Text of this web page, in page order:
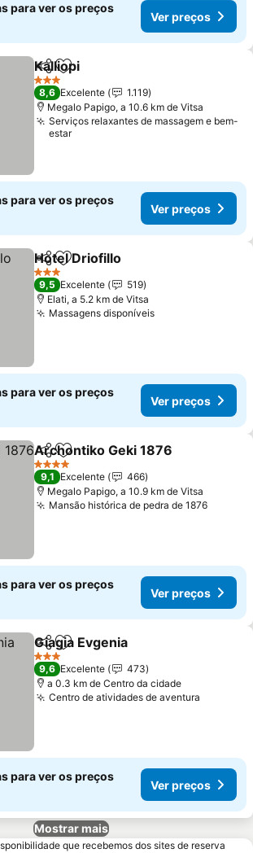
para ver os preços
Ver preços
PartilharAdicionar aos favoritos
Kalliopi
3 Estrelas
8,6 Excelente
1.119
Megalo Papigo, a 10.6 km de Vitsa
Serviços relaxantes de massagem e bem-
estar
para ver os preços
Ver preços
PartilharAdicionar aos favoritos
Hotel Driofillo
3 Estrelas
9,5 Excelente
519
Elati, a 5.2 km de Vitsa
Massagens disponíveisVer preços
para ver os preços
Ver preços
PartilharAdicionar aos favoritos
Archontiko Geki 1876
4 Estrelas
9,1 Excelente
466
Megalo Papigo, a 10.9 km de Vitsa
Mansão histórica de pedra de 1876Ver
para ver os preços
Ver preços
PartilharAdicionar aos favoritos
Giagia Evgenia
3 Estrelas
9,6 Excelente
473
a 0.3 km de Centro da cidade
Centro de atividades de aventura
para ver os preços
Ver preços
Mostrar mais
que recebemos dos sites de reserva